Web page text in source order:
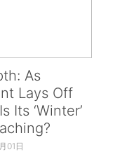
As
Lays Off
Its ‘Winter’
01日